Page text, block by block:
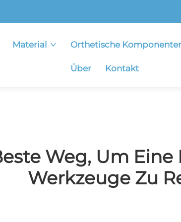
Material Orthetische
Über Kontakt
Weg, Um
Werkzeuge Zu